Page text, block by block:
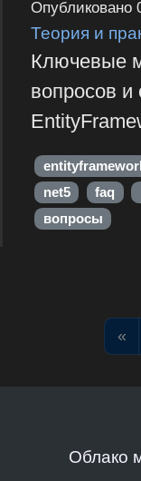
Опубликовано
Теория и
Ключевые
вопросов и
net5
faq
вопросы
«
Облако